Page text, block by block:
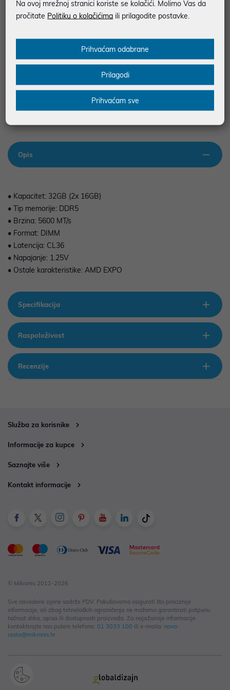
SIGURNA KUPOVINA
Podaci uz artikle su prezentirani u dobroj namjeri. Mikronis d.o.o. ne
prilikom štampanja te promjene u dostupnosti i cijene. Slike artikala su
ilustrativne prirode te ne moraju u potpunosti odgovarati artiklima. Za sve
Opis
• Kapacitet: 32GB (2x 16GB)
• Tip memorije: DDR5
• Brzina: 5600 MT/s
• Format: DIMM
• Latencija: CL36
• Napajanje: 1.25V
• Ostale karakteristike: AMD EXPO
Specifikacija
Raspoloživost
Recenzije
Služba za korisnike
Informacije za kupce
Saznajte više
Kontakt informacije
© Mikronis 2012-2026
Sve navedene cijene sadrže PDV. Pokušavamo osigurati što preciznije
informacije, ali zbog tehnoloških ograničenja ne možemo garantirati potpunu
točnost slika, opisa ili dostupnosti proizvoda. Za najažurnije informacije
kontaktirajte nas putem telefona: 01 3033 100 ili e-maila: nova-
cesta@mikronis.hr.
Na ovoj mrežnoj stranici koriste se kolačići. Molimo Vas da
pročitate Politiku o kolačićima ili prilagodite postavke.
Prihvaćam odabrane
Prilagodi
Prihvaćam sve